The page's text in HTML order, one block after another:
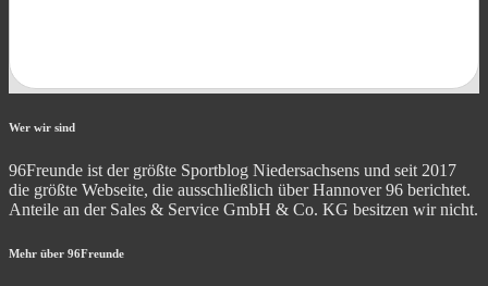
Wer wir sind
96Freunde ist der größte Sportblog Niedersachsens und seit 2017
die größte Webseite, die ausschließlich über Hannover 96 berichtet.
Anteile an der Sales & Service GmbH & Co. KG besitzen wir nicht.
Mehr über 96Freunde